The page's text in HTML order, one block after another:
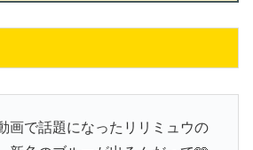
画で話題になったリリミュウの